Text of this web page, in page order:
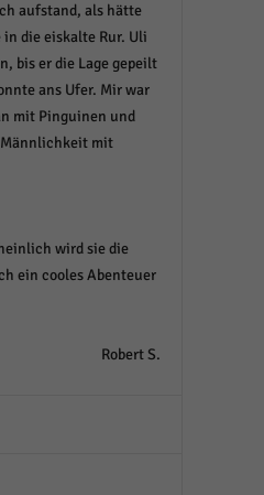
aufstand, als hätte
die eiskalte Rur. Uli
bis er die Lage gepeilt
ans Ufer. Mir war
mit Pinguinen und
Männlichkeit mit
wird sie die
ein cooles Abenteuer
Robert S.